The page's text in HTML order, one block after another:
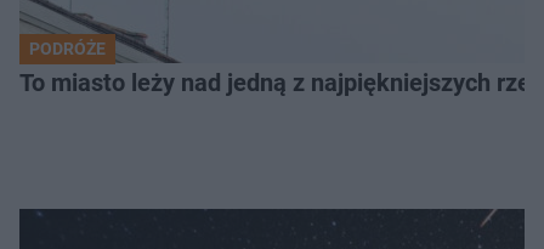
PODRÓŻE
To miasto leży nad jedną z najpiękniejszych